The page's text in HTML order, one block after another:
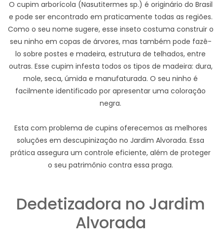
O cupim arborícola (Nasutitermes sp.) é originário do Brasil
e pode ser encontrado em praticamente todas as regiões.
Como o seu nome sugere, esse inseto costuma construir o
seu ninho em copas de árvores, mas também pode fazê-
lo sobre postes e madeira, estrutura de telhados, entre
outras. Esse cupim infesta todos os tipos de madeira: dura,
mole, seca, úmida e manufaturada. O seu ninho é
facilmente identificado por apresentar uma coloração
negra.
Esta com problema de cupins oferecemos as melhores
soluções em descupinização no Jardim Alvorada. Essa
prática assegura um controle eficiente, além de proteger
o seu patrimônio contra essa praga.
Dedetizadora no Jardim
Alvorada